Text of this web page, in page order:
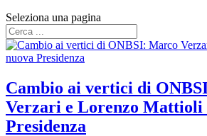
Seleziona una pagina
Cambio ai vertici di
Verzari e Lorenzo Mattioli
Presidenza